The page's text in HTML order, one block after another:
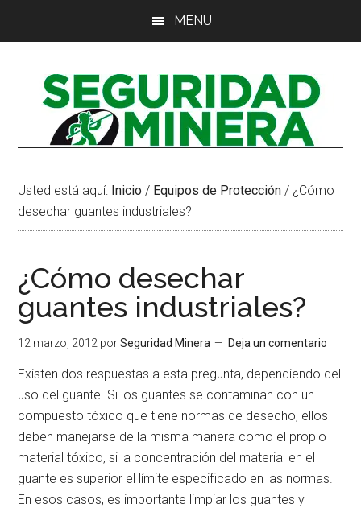
principal
MENU
Usted está aquí: Inicio / Equipos de Protección / ¿Cómo
desechar guantes industriales?
¿Cómo desechar
guantes industriales?
12 marzo, 2012 porSeguridad Minera Deja un comentario
Existen dos respuestas a esta pregunta, dependiendo del
uso del guante. Si los guantes se contaminan con un
compuesto tóxico que tiene normas de desecho, ellos
deben manejarse de la misma manera como el propio
material tóxico, si la concentración del material en el
guante es superior el límite especificado en las normas.
En esos casos, es importante limpiar los guantes y